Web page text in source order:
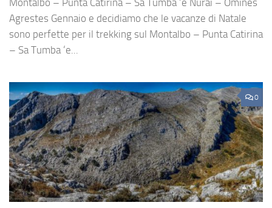
Agrestes Gennaio e decidiamo che le vacanze di Natale
sono perfette per il trekking sul Montalbo – Punta Catirina
– Sa Tumba ‘e...
0